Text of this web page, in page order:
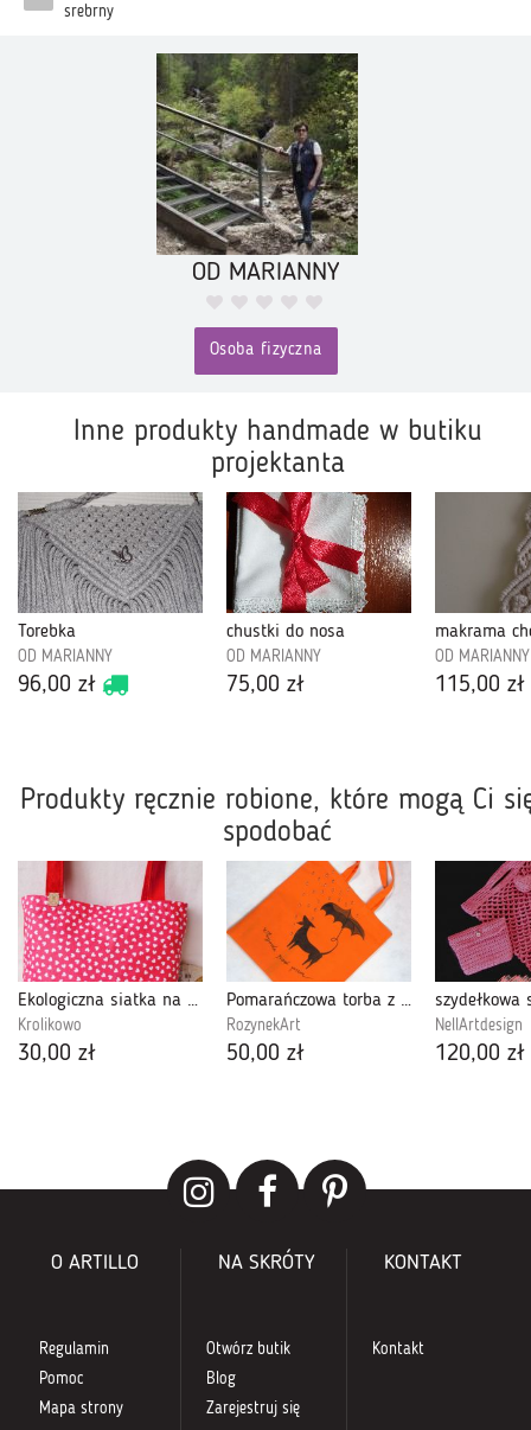
srebrny
OD MARIANNY
Osoba fizyczna
Inne produkty handmade w butiku
projektanta
Torebka
OD MARIANNY
96,00 zł
chustki do nosa
OD MARIANNY
75,00 zł
makrama
OD MARIANNY
115,00 zł
Produkty ręcznie robione, które mogą Ci
spodobać
Ekologiczna siatka na zakupy: walentynki, serduszka
Krolikowo
30,00 zł
Pomarańczowa torba z psem malowana
RozynekArt
50,00 zł
NellArtdesign
120,00 zł
O ARTILLO
Regulamin
Pomoc
Mapa strony
NA SKRÓTY
Otwórz butik
Blog
Zarejestruj się
KONTAKT
Kontakt